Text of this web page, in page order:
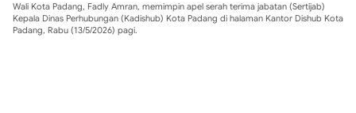
Wali Kota Padang, Fadly Amran, memimpin apel serah terima jabatan (Sertijab)
Kepala Dinas Perhubungan (Kadishub) Kota Padang di halaman Kantor Dishub Kota
Padang, Rabu (13/5/2026) pagi.